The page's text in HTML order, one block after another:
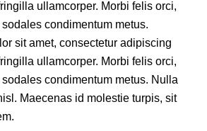
ullamcorper. Morbi felis orci,
condimentum metus.
sit amet, consectetur adipiscing
ullamcorper. Morbi felis orci,
sodales condimentum metus. Nulla
Maecenas id molestie turpis, sit